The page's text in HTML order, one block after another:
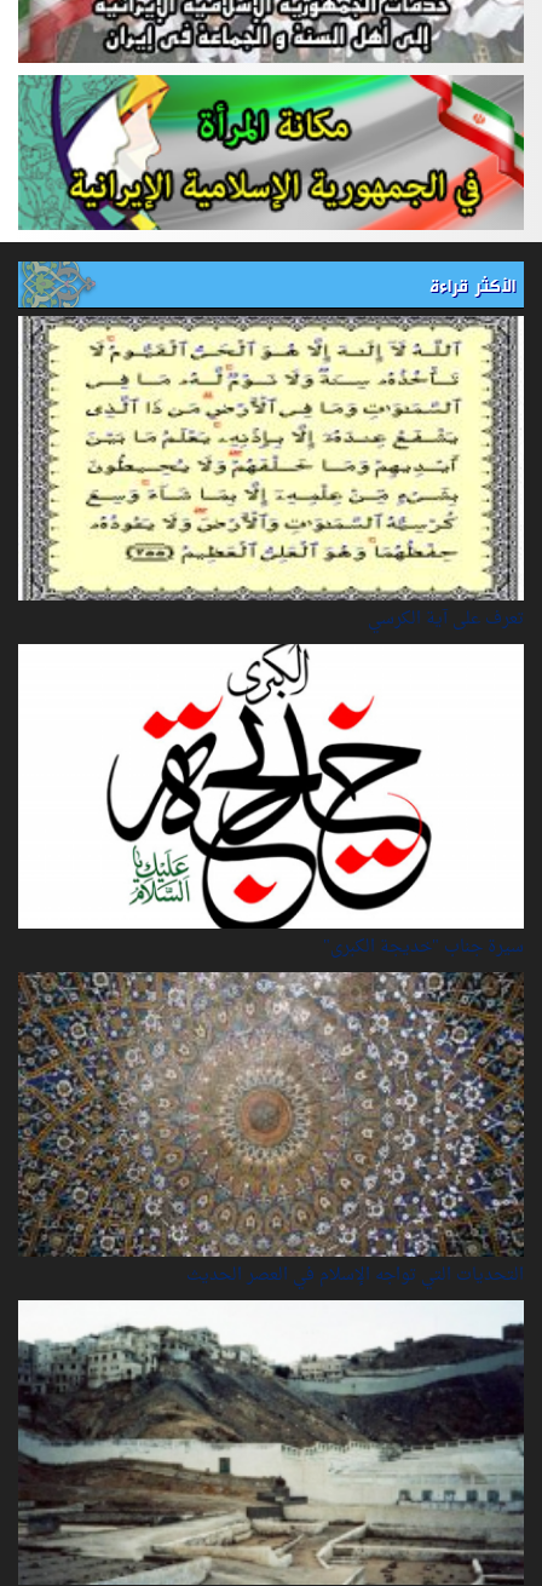
الأكثر قراءة
تعرف على آية الكرسي
سيرة‌ جناب "خديجة‌ الكبرى"
التحديات التي تواجه الإسلام في العصر الحديث